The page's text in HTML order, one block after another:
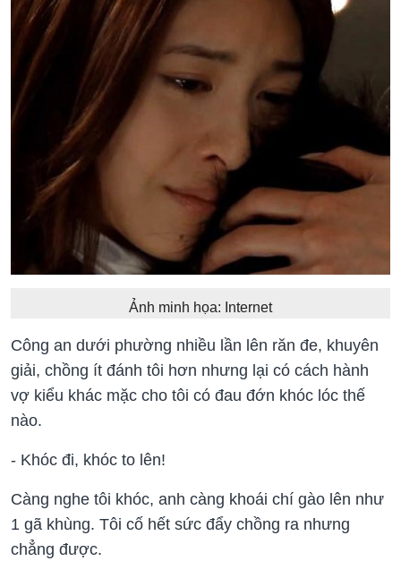
Ảnh minh họa: Internet
Công an dưới phường nhiều lần lên răn đe, khuyên
giải, chồng ít đánh tôi hơn nhưng lại có cách hành
vợ kiểu khác mặc cho tôi có đau đớn khóc lóc thế
nào.
- Khóc đi, khóc to lên!
Càng nghe tôi khóc, anh càng khoái chí gào lên như
1 gã khùng. Tôi cố hết sức đẩy chồng ra nhưng
chẳng được.